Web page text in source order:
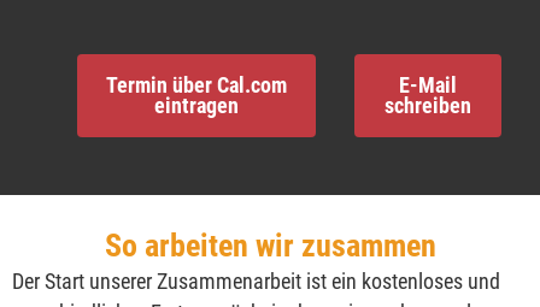
Termin über Cal.com
eintragen
E-Mail
schreiben
So arbeiten wir zusammen
Der Start unserer Zusammenarbeit ist ein kostenloses und